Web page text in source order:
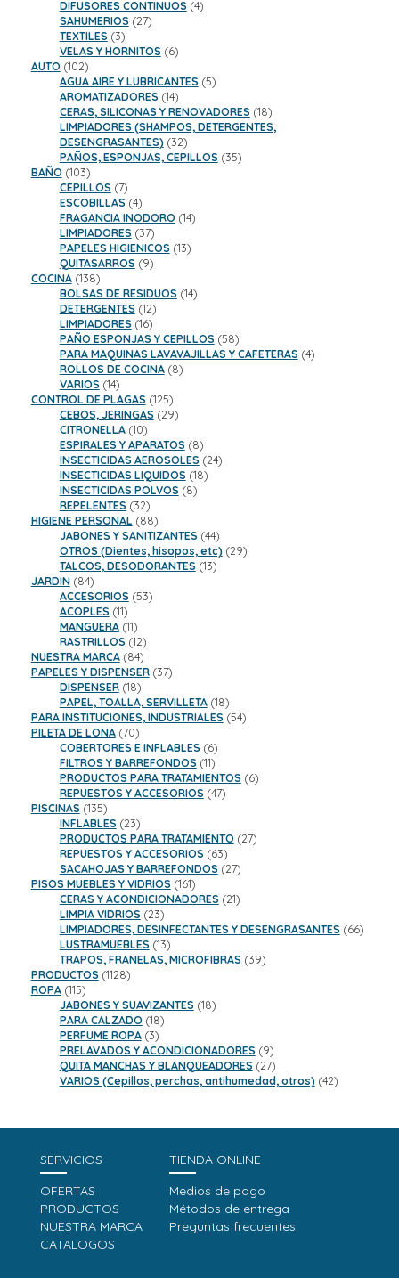
productos
DIFUSORES CONTINUOS 44
SAHUMERIOS 2727
TEXTILES 33
productos
VELAS Y HORNITOS 66
AUTO 102102
productos
AGUA AIRE Y LUBRICANTES 55
AROMATIZADORES 1414
productos
CERAS, SILICONAS Y RENOVADORES 1818
productos
LIMPIADORES (SHAMPOS, DETERGENTES,
DESENGRASANTES) 3232
productos
PAÑOS, ESPONJAS, CEPILLOS 3535
BAÑO 103103
productos
CEPILLOS 77
productos
ESCOBILLAS 44
productos
FRAGANCIA INODORO 1414
LIMPIADORES 3737
productos
PAPELES HIGIENICOS 1313
QUITASARROS 99
COCINA 138138
productos
BOLSAS DE RESIDUOS 1414
DETERGENTES 1212
productos
LIMPIADORES 1616
productos
PAÑO ESPONJAS Y CEPILLOS 5858
productos
PARA MAQUINAS LAVAVAJILLAS Y CAFETERAS 44
ROLLOS DE COCINA 88
VARIOS 1414
productos
CONTROL DE PLAGAS 125125
productos
CEBOS, JERINGAS 2929
CITRONELLA 1010
productos
ESPIRALES Y APARATOS 88
productos
INSECTICIDAS AEROSOLES 2424
INSECTICIDAS LIQUIDOS 1818
INSECTICIDAS POLVOS 88
REPELENTES 3232
productos
HIGIENE PERSONAL 8888
productos
JABONES Y SANITIZANTES 4444
productos
OTROS (Dientes, hisopos, etc) 2929
TALCOS, DESODORANTES 1313
JARDIN 8484
productos
ACCESORIOS 5353
ACOPLES 1111
productos
MANGUERA 1111
productos
RASTRILLOS 1212
productos
NUESTRA MARCA 8484
productos
PAPELES Y DISPENSER 3737
DISPENSER 1818
productos
PAPEL, TOALLA, SERVILLETA 1818
productos
PARA INSTITUCIONES, INDUSTRIALES 5454
PILETA DE LONA 7070
productos
COBERTORES E INFLABLES 66
productos
FILTROS Y BARREFONDOS 1111
productos
PRODUCTOS PARA TRATAMIENTOS 66
REPUESTOS Y ACCESORIOS 4747
PISCINAS 135135
productos
INFLABLES 2323
productos
PRODUCTOS PARA TRATAMIENTO 2727
REPUESTOS Y ACCESORIOS 6363
productos
SACAHOJAS Y BARREFONDOS 2727
PISOS MUEBLES Y VIDRIOS 161161
productos
CERAS Y ACONDICIONADORES 2121
LIMPIA VIDRIOS 2323
productos
LIMPIADORES, DESINFECTANTES Y DESENGRASANTES 6666
LUSTRAMUEBLES 1313
productos
TRAPOS, FRANELAS, MICROFIBRAS 3939
PRODUCTOS 11281128
ROPA 115115
productos
JABONES Y SUAVIZANTES 1818
PARA CALZADO 1818
PERFUME ROPA 33
productos
PRELAVADOS Y ACONDICIONADORES 99
productos
QUITA MANCHAS Y BLANQUEADORES 2727
productos
VARIOS (Cepillos, perchas, antihumedad, otros) 4242
SERVICIOS
OFERTAS
PRODUCTOS
NUESTRA MARCA
CATALOGOS
TIENDA ONLINE
Medios de pago
Métodos de entrega
Preguntas frecuentes